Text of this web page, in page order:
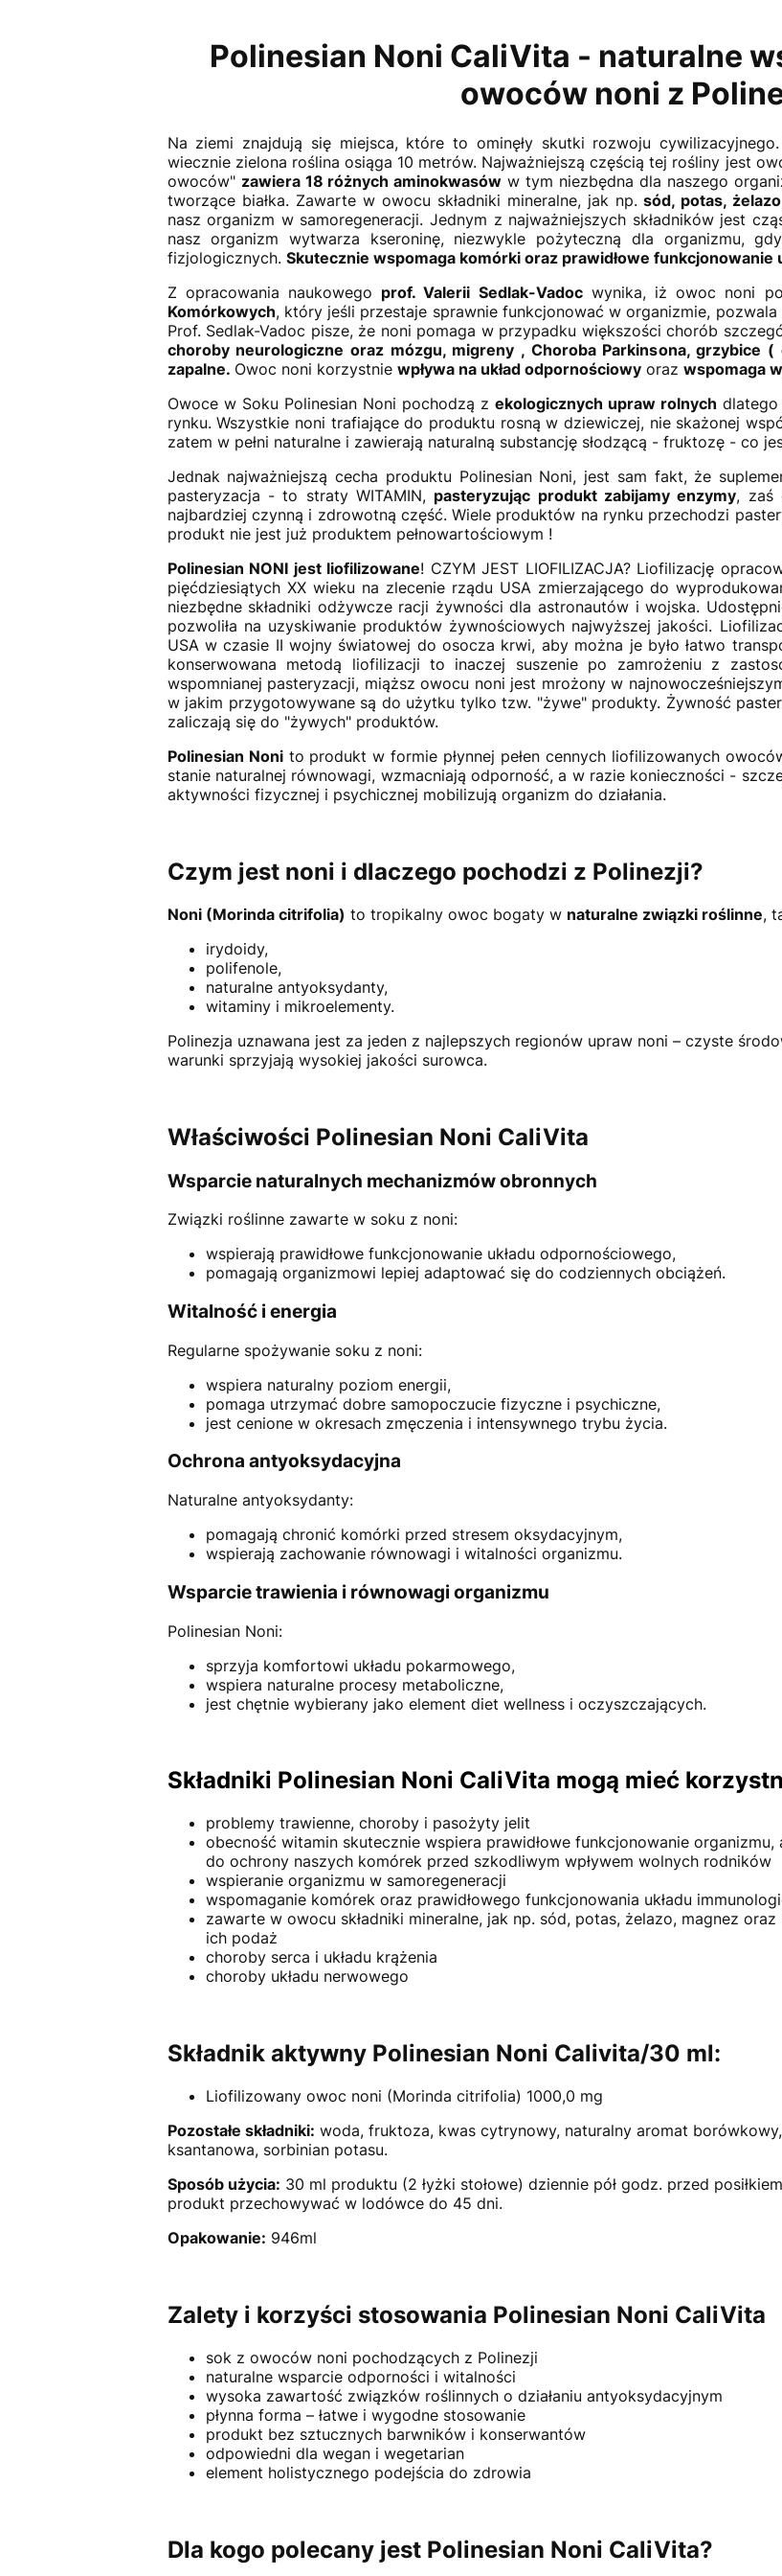
Polinesian Noni CaliVita - naturalne
owoców noni z
Na ziemi znajdują się miejsca, które to ominęły skutki rozwoju
wiecznie zielona roślina osiąga 10 metrów. Najważniejszą częścią tej rośliny jest
owoców" zawiera 18 różnych aminokwasów w tym niezbędna dla naszego
tworzące białka. Zawarte w owocu składniki mineralne, jak np.sód, potas,
nasz organizm w samoregeneracji. Jednym z najważniejszych składników jest
nasz organizm wytwarza kseroninę, niezwykle pożyteczną dla organizmu,
fizjologicznych. Skutecznie wspomaga komórki oraz prawidłowe funkcjonowanie
Z opracowania naukowego prof. Valerii Sedlak-Vadocwynika, iż owoc noni
Komórkowych, który jeśli przestaje sprawnie funkcjonować w organizmie, pozwala
Prof. Sedlak-Vadoc pisze, że noni pomaga w przypadku większości chorób
choroby neurologiczne oraz mózgu, migreny , Choroba Parkinsona, grzybice (
zapalne. Owoc noni korzystnie wpływa na układ odpornościowyoraz wspomaga
Owoce w Soku Polinesian Noni pochodzą z ekologicznych upraw rolnych
rynku. Wszystkie noni trafiające do produktu rosną w dziewiczej, nie skażonej
zatem w pełni naturalne i zawierają naturalną substancję słodzącą - fruktozę - co
Jednak najważniejszą cecha produktu Polinesian Noni, jest sam fakt, że
pasteryzacja - to straty WITAMIN, pasteryzując produkt zabijamy enzymy, zaś
najbardziej czynną i zdrowotną część. Wiele produktów na rynku przechodzi
produkt nie jest już produktem pełnowartościowym !
Polinesian NONI jest liofilizowane! CZYM JEST LIOFILIZACJA? Liofilizację
pięćdziesiątych XX wieku na zlecenie rządu USA zmierzającego do
niezbędne składniki odżywcze racji żywności dla astronautów i wojska.
pozwoliła na uzyskiwanie produktów żywnościowych najwyższej jakości.
USA w czasie II wojny światowej do osocza krwi, aby można je było łatwo
konserwowana metodą liofilizacji to inaczej suszenie po zamrożeniu z
wspomnianej pasteryzacji, miąższ owocu noni jest mrożony w
w jakim przygotowywane są do użytku tylko tzw. "żywe" produkty. Żywność
zaliczają się do "żywych" produktów.
Polinesian Nonito produkt w formie płynnej pełen cennych liofilizowanych
stanie naturalnej równowagi, wzmacniają odporność, a w razie konieczności -
aktywności fizycznej i psychicznej mobilizują organizm do działania.
Czym jest noni i dlaczego pochodzi z Polinezji?
Noni (Morinda citrifolia) to tropikalny owoc bogaty w naturalne związki roślinne,
irydoidy,
polifenole,
naturalne antyoksydanty,
witaminy i mikroelementy.
Polinezja uznawana jest za jeden z najlepszych regionów upraw noni – czyste
warunki sprzyjają wysokiej jakości surowca.
Właściwości Polinesian Noni CaliVita
Wsparcie naturalnych mechanizmów obronnych
Związki roślinne zawarte w soku z noni:
wspierają prawidłowe funkcjonowanie układu odpornościowego,
pomagają organizmowi lepiej adaptować się do codziennych obciążeń.
Witalność i energia
Regularne spożywanie soku z noni:
wspiera naturalny poziom energii,
pomaga utrzymać dobre samopoczucie fizyczne i psychiczne,
jest cenione w okresach zmęczenia i intensywnego trybu życia.
Ochrona antyoksydacyjna
Naturalne antyoksydanty:
pomagają chronić komórki przed stresem oksydacyjnym,
wspierają zachowanie równowagi i witalności organizmu.
Wsparcie trawienia i równowagi organizmu
Polinesian Noni:
sprzyja komfortowi układu pokarmowego,
wspiera naturalne procesy metaboliczne,
jest chętnie wybierany jako element diet wellness i oczyszczających.
Składniki Polinesian Noni CaliVita mogą mieć
problemy trawienne, choroby i pasożyty jelit
obecność witamin skutecznie wspiera prawidłowe funkcjonowanie
do ochrony naszych komórek przed szkodliwym wpływem wolnych rodników
wspieranie organizmu w samoregeneracji
wspomaganie komórek oraz prawidłowego funkcjonowania układu
zawarte w owocu składniki mineralne, jak np. sód, potas, żelazo, magnez
ich podaż
choroby serca i układu krążenia
choroby układu nerwowego
Składnik aktywny Polinesian Noni Calivita/30 ml:
Liofilizowany owoc noni (Morinda citrifolia) 1000,0 mg
Pozostałe składniki: woda, fruktoza, kwas cytrynowy, naturalny aromat
ksantanowa, sorbinian potasu.
Sposób użycia: 30 ml produktu (2 łyżki stołowe) dziennie pół godz. przed
produkt przechowywać w lodówce do 45 dni.
Opakowanie: 946ml
Zalety i korzyści stosowania Polinesian Noni CaliVita
sok z owoców noni pochodzących z Polinezji
naturalne wsparcie odporności i witalności
wysoka zawartość związków roślinnych o działaniu antyoksydacyjnym
płynna forma – łatwe i wygodne stosowanie
produkt bez sztucznych barwników i konserwantów
odpowiedni dla wegan i wegetarian
element holistycznego podejścia do zdrowia
Dla kogo polecany jest Polinesian Noni CaliVita?